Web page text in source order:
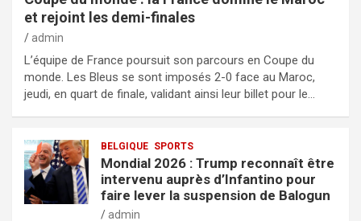
et rejoint les demi-finales
admin
L’équipe de France poursuit son parcours en Coupe du
monde. Les Bleus se sont imposés 2-0 face au Maroc,
jeudi, en quart de finale, validant ainsi leur billet pour le…
BELGIQUE SPORTS
Mondial 2026 : Trump reconnaît être
intervenu auprès d’Infantino pour
faire lever la suspension de Balogun
admin